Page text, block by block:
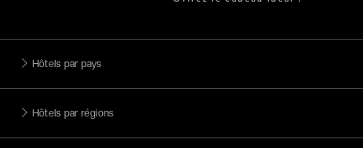
Hôtels par pays
Hôtels par régions